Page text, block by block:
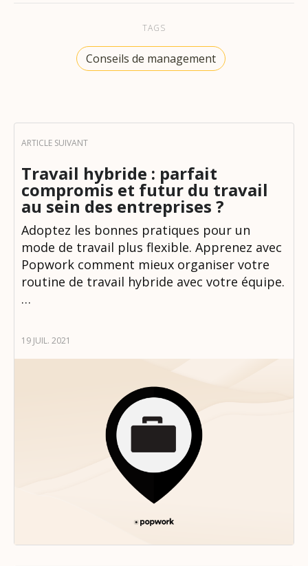
TAGS
Conseils de management
Travail hybride : parfait
compromis et futur du travail
au sein des entreprises ?
Adoptez les bonnes pratiques pour un
mode de travail plus flexible. Apprenez avec
Popwork comment mieux organiser votre
routine de travail hybride avec votre équipe.
…
19 JUIL. 2021